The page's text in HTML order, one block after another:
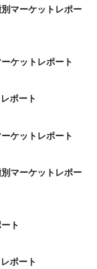
マーケットレポー
ケットレポート
ポート
ケットレポート
マーケットレポー
ト
ポート